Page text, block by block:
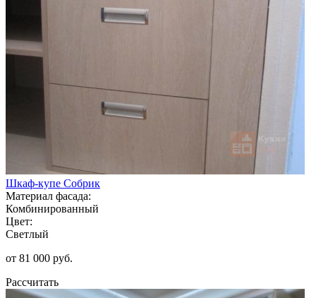
Шкаф-купе Собрик
Материал фасада:
Комбинированный
Цвет:
Светлый
от 81 000 руб.
Рассчитать